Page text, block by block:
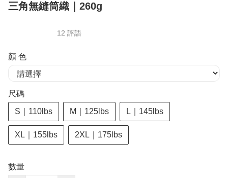
三角無縫筒織｜260g
12 評語
顏 色
尺碼
S｜110lbs M｜125lbs L｜145lbs
XL｜155lbs 2XL｜175lbs
數量